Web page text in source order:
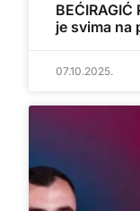
je svima na
07.10.2025.